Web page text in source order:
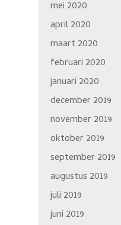
mei 2020
april 2020
maart 2020
februari 2020
januari 2020
december 2019
november 2019
oktober 2019
september 2019
augustus 2019
juli 2019
juni 2019